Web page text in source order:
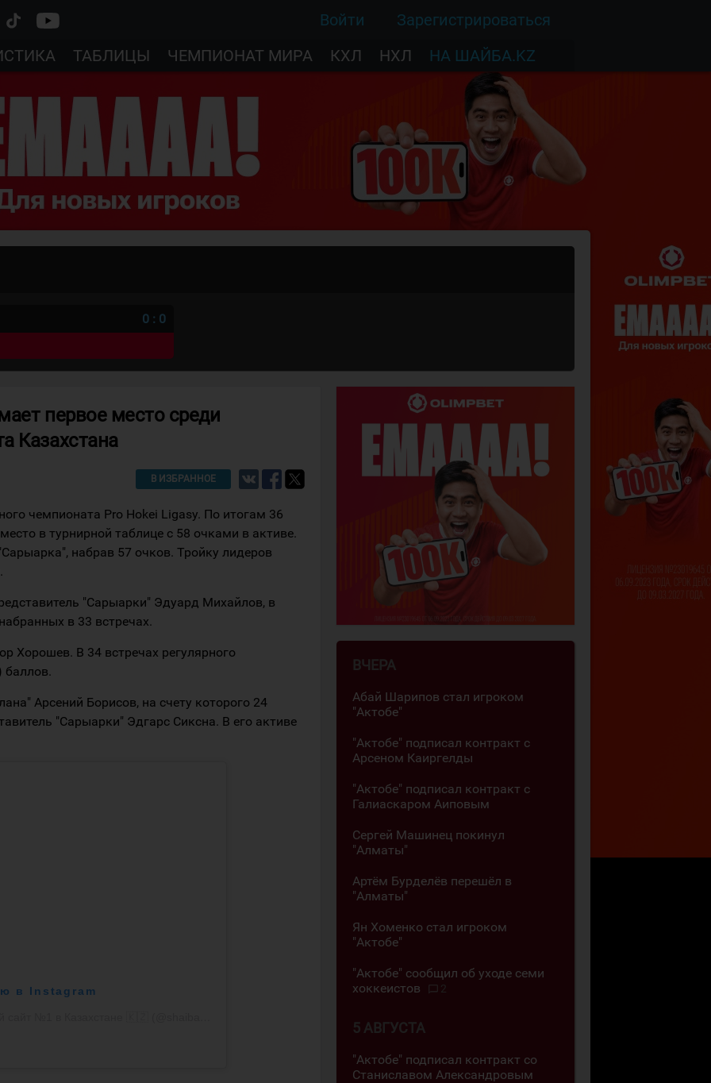
Войти
Зарегистрироваться
ТАБЛИЦЫ ЧЕМПИОНАТ МИРА КХЛ НХЛ НА ШАЙБА.KZ
0 : 0
первое место среди
Казахстана
В ИЗБРАННОЕ
чемпионата Pro Hokei Ligasy. По итогам 36
в турнирной таблице с 58 очками в активе.
набрав 57 очков. Тройку лидеров
"Сарыарки" Эдуард Михайлов, в
в 33 встречах.
Хорошев. В 34 встречах регулярного
баллов.
Арсений Борисов, на счету которого 24
"Сарыарки" Эдгарс Сиксна. В его активе
в Instagram
ВЧЕРА
Абай Шарипов стал игроком
"Актобе"
"Актобе" подписал контракт с
Арсеном Каиргелды
"Актобе" подписал контракт с
Галиаскаром Аиповым
Сергей Машинец покинул
"Алматы"
Артём Бурделёв перешёл в
"Алматы"
Ян Хоменко стал игроком
"Актобе"
"Актобе" сообщил об уходе семи
хоккеистов
2
5 АВГУСТА
"Актобе" подписал контракт со
Станиславом Александровым